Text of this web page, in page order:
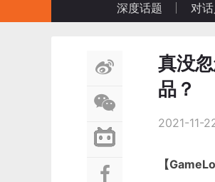
深度话题
对
真没
品？
2021-11-
【